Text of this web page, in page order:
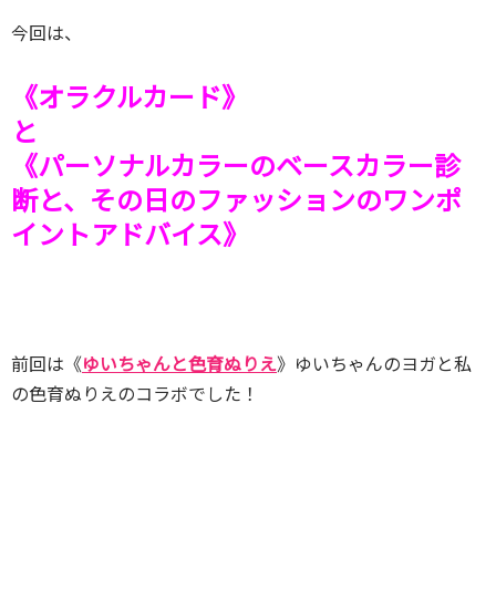
今回は、
《オラクルカード》
と
《パーソナルカラーのベースカラー診
断と、その日のファッションのワンポ
イントアドバイス》
前回は《ゆいちゃんと色育ぬりえ》ゆいちゃんのヨガと私
の色育ぬりえのコラボでした！